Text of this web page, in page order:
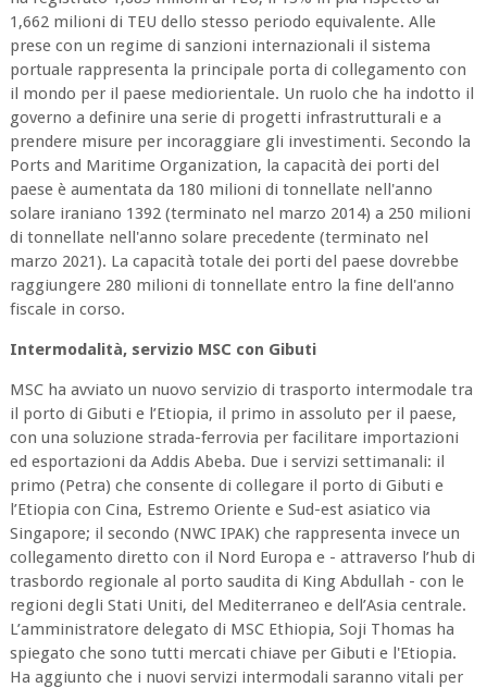
1,662 milioni di TEU dello stesso periodo equivalente. Alle
prese con un regime di sanzioni internazionali il sistema
portuale rappresenta la principale porta di collegamento con
il mondo per il paese mediorientale. Un ruolo che ha indotto il
governo a definire una serie di progetti infrastrutturali e a
prendere misure per incoraggiare gli investimenti. Secondo la
Ports and Maritime Organization, la capacità dei porti del
paese è aumentata da 180 milioni di tonnellate nell'anno
solare iraniano 1392 (terminato nel marzo 2014) a 250 milioni
di tonnellate nell'anno solare precedente (terminato nel
marzo 2021). La capacità totale dei porti del paese dovrebbe
raggiungere 280 milioni di tonnellate entro la fine dell'anno
fiscale in corso.
Intermodalità, servizio MSC con Gibuti
MSC ha avviato un nuovo servizio di trasporto intermodale tra
il porto di Gibuti e l’Etiopia, il primo in assoluto per il paese,
con una soluzione strada-ferrovia per facilitare importazioni
ed esportazioni da Addis Abeba. Due i servizi settimanali: il
primo (Petra) che consente di collegare il porto di Gibuti e
l’Etiopia con Cina, Estremo Oriente e Sud-est asiatico via
Singapore; il secondo (NWC IPAK) che rappresenta invece un
collegamento diretto con il Nord Europa e - attraverso l’hub di
trasbordo regionale al porto saudita di King Abdullah - con le
regioni degli Stati Uniti, del Mediterraneo e dell’Asia centrale.
L’amministratore delegato di MSC Ethiopia, Soji Thomas ha
spiegato che sono tutti mercati chiave per Gibuti e l'Etiopia.
Ha aggiunto che i nuovi servizi intermodali saranno vitali per